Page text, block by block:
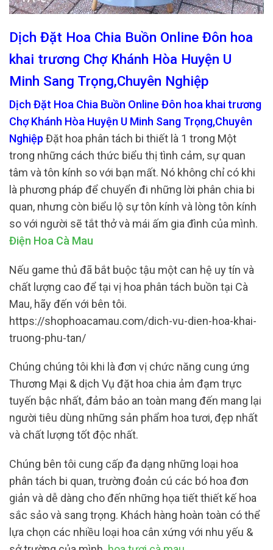
Dịch Đặt Hoa Chia Buồn Online Đôn hoa
khai trương Chợ Khánh Hòa Huyện U
Minh Sang Trọng,Chuyên Nghiệp
Dịch Đặt Hoa Chia Buồn Online Đôn hoa khai trương
Chợ Khánh Hòa Huyện U Minh Sang Trọng,Chuyên
Nghiệp Đặt hoa phân tách bi thiết là 1 trong Một
trong những cách thức biểu thị tình cảm, sự quan
tâm và tôn kính so với bạn mất. Nó không chỉ có khi
là phương pháp để chuyển đi những lời phân chia bi
quan, nhưng còn biểu lộ sự tôn kính và lòng tôn kính
so với người sẽ tắt thở và mái ấm gia đình của mình.
Điện Hoa Cà Mau
Nếu game thủ đã bắt buộc tậu một can hệ uy tín và
chất lượng cao để tại vị hoa phân tách buồn tại Cà
Mau, hãy đến với bên tôi.
https://shophoacamau.com/dich-vu-dien-hoa-khai-
truong-phu-tan/
Chúng chúng tôi khi là đơn vị chức năng cung ứng
Thương Mại & dịch Vụ đặt hoa chia ảm đạm trực
tuyến bậc nhất, đảm bảo an toàn mang đến mang lại
người tiêu dùng những sản phẩm hoa tươi, đẹp nhất
và chất lượng tốt độc nhất.
Chúng bên tôi cung cấp đa dạng những loại hoa
phân tách bi quan, trường đoản cú các bó hoa đơn
giản và dễ dàng cho đến những họa tiết thiết kế hoa
sắc sảo và sang trọng. Khách hàng hoàn toàn có thể
lựa chọn các nhiều loại hoa cân xứng với nhu yếu &